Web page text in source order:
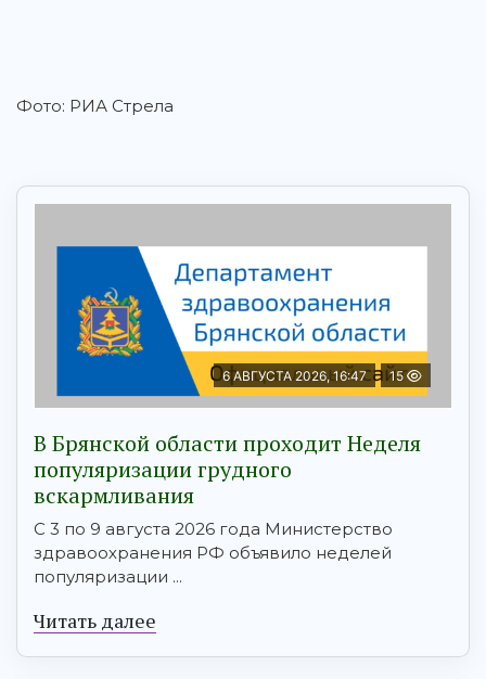
Фото: РИА Стрела
6 АВГУСТА 2026, 16:47 15
В Брянской области проходит Неделя
популяризации грудного
вскармливания
С 3 по 9 августа 2026 года Министерство
здравоохранения РФ объявило неделей
популяризации ...
Читать далее